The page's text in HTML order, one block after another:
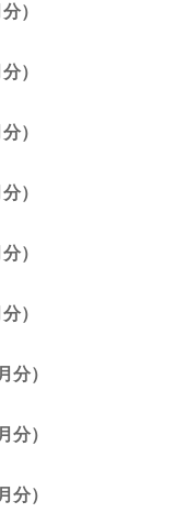
）
）
）
）
）
）
分）
分）
分）